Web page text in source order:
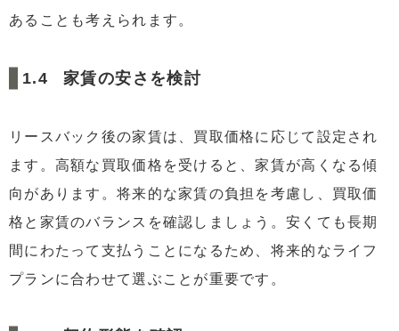
あることも考えられます。
家賃の安さを検討
リースバック後の家賃は、買取価格に応じて設定され
ます。高額な買取価格を受けると、家賃が高くなる傾
向があります。将来的な家賃の負担を考慮し、買取価
格と家賃のバランスを確認しましょう。安くても長期
間にわたって支払うことになるため、将来的なライフ
プランに合わせて選ぶことが重要です。